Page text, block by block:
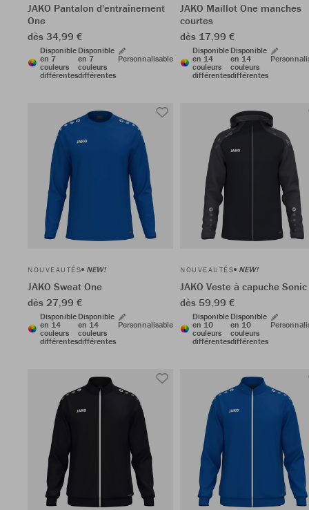
JAKO Pantalon d'entraînement
One
dès 34,99 €
Disponible
en 7
couleurs
différentes
Disponible
en 7
couleurs
différentes
Personnalisable
JAKO Maillot One manches
courtes
dès 17,99 €
Disponible
en 14
couleurs
différentes
Disponible
en 14
couleurs
différentes
NOUVEAUTÉS NEW!
JAKO Sweat One
dès 27,99 €
Disponible
en 14
couleurs
différentes
Disponible
en 14
couleurs
différentes
Personnalisable
NOUVEAUTÉS NEW!
JAKO Veste à capuche Sonic
dès 59,99 €
Disponible
en 10
couleurs
différentes
Disponible
en 10
couleurs
différentes